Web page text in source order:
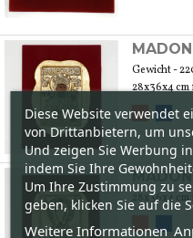
Gewicht -
28x36x4
28x36x4
Diese Website verwendet
von Drittanbietern, um
Und zeigen Sie Werbung
indem Sie Ihre
Um Ihre Zustimmung zu
geben, klicken Sie auf die
Weitere Informationen